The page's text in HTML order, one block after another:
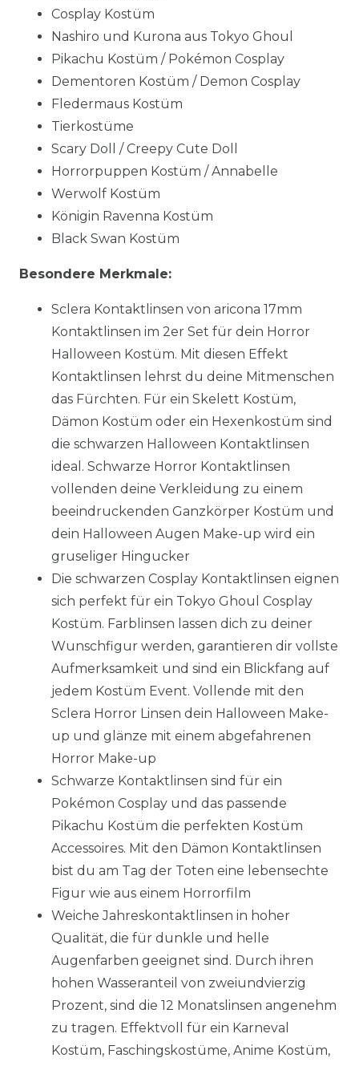
Cosplay Kostüm
Nashiro und Kurona aus Tokyo Ghoul
Pikachu Kostüm / Pokémon Cosplay
Dementoren Kostüm / Demon Cosplay
Fledermaus Kostüm
Tierkostüme
Scary Doll / Creepy Cute Doll
Horrorpuppen Kostüm / Annabelle
Werwolf Kostüm
Königin Ravenna Kostüm
Black Swan Kostüm
Besondere Merkmale:
Sclera Kontaktlinsen von aricona 17mm
Kontaktlinsen im 2er Set für dein Horror
Halloween Kostüm. Mit diesen Effekt
Kontaktlinsen lehrst du deine Mitmenschen
das Fürchten. Für ein Skelett Kostüm,
Dämon Kostüm oder ein Hexenkostüm sind
die schwarzen Halloween Kontaktlinsen
ideal. Schwarze Horror Kontaktlinsen
vollenden deine Verkleidung zu einem
beeindruckenden Ganzkörper Kostüm und
dein Halloween Augen Make-up wird ein
gruseliger Hingucker
Die schwarzen Cosplay Kontaktlinsen eignen
sich perfekt für ein Tokyo Ghoul Cosplay
Kostüm. Farblinsen lassen dich zu deiner
Wunschfigur werden, garantieren dir vollste
Aufmerksamkeit und sind ein Blickfang auf
jedem Kostüm Event. Vollende mit den
Sclera Horror Linsen dein Halloween Make-
up und glänze mit einem abgefahrenen
Horror Make-up
Schwarze Kontaktlinsen sind für ein
Pokémon Cosplay und das passende
Pikachu Kostüm die perfekten Kostüm
Accessoires. Mit den Dämon Kontaktlinsen
bist du am Tag der Toten eine lebensechte
Figur wie aus einem Horrorfilm
Weiche Jahreskontaktlinsen in hoher
Qualität, die für dunkle und helle
Augenfarben geeignet sind. Durch ihren
hohen Wasseranteil von zweiundvierzig
Prozent, sind die 12 Monatslinsen angenehm
zu tragen. Effektvoll für ein Karneval
Kostüm, Faschingskostüme, Anime Kostüm,